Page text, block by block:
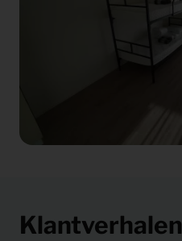
Klantverhalen